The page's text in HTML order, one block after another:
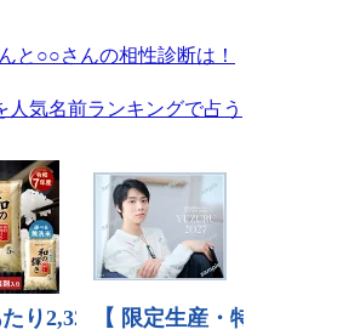
と○○さんの相性診断は！
人気名前ランキングで占う